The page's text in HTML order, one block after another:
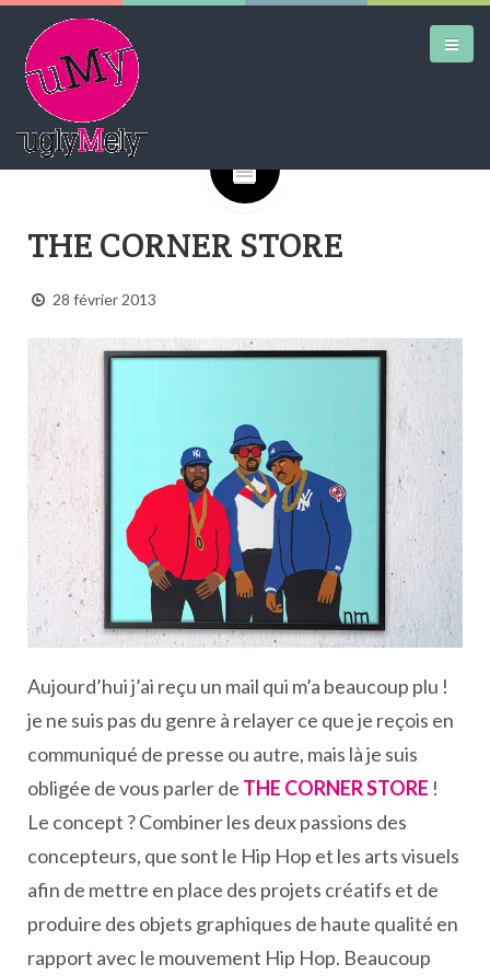
AIRTRAINERPEDIA
DAILY CITY
CONTACT
Google+
THE CORNER STORE
28 février 2013
Aujourd’hui j’ai reçu un mail qui m’a beaucoup plu !
je ne suis pas du genre à relayer ce que je reçois en
communiqué de presse ou autre, mais là je suis
obligée de vous parler de THE CORNER STORE !
Le concept ? Combiner les deux passions des
concepteurs, que sont le Hip Hop et les arts visuels
afin de mettre en place des projets créatifs et de
produire des objets graphiques de haute qualité en
rapport avec le mouvement Hip Hop. Beaucoup